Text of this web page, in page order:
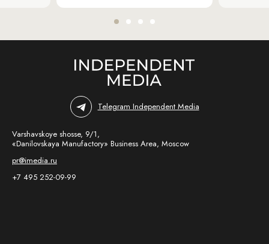
Telegram Independent Media
Varshavskoye shosse, 9/1,
«Danilovskaya Manufactory» Business Area, Moscow
pr@imedia.ru
+7 495 252-09-99